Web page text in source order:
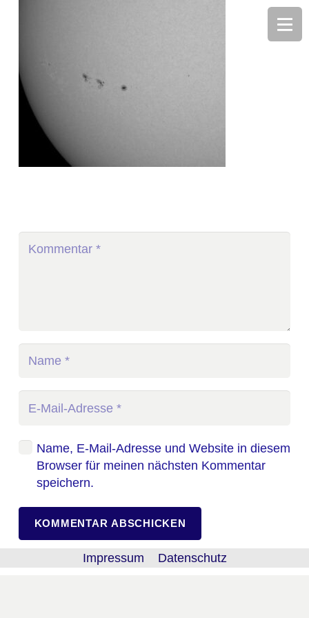
Name, E-Mail-Adresse und Website in diesem
Browser für meinen nächsten Kommentar
speichern.
KOMMENTAR ABSCHICKEN
Impressum Datenschutz